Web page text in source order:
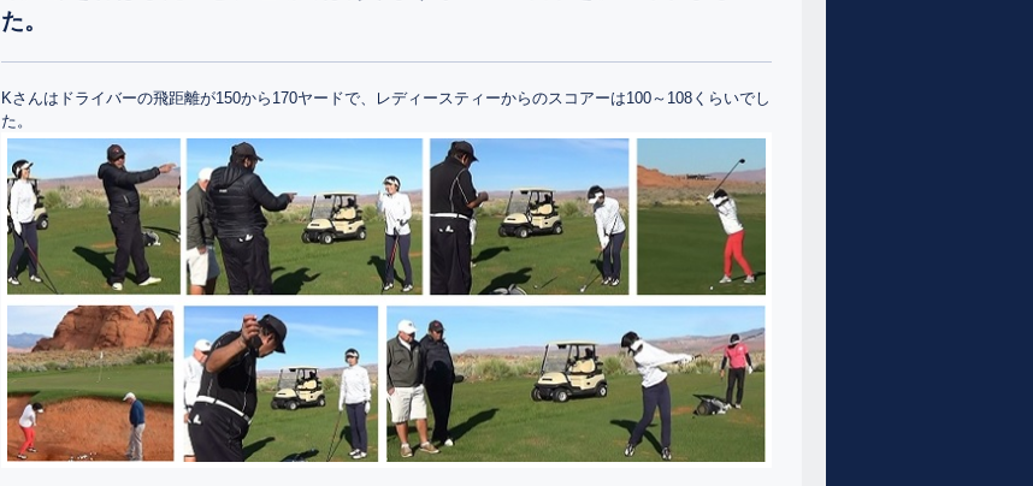
た。
Kさんはドライバーの飛距離が150から170ヤードで、レディースティーからのスコアーは100～108くらいでし
た。